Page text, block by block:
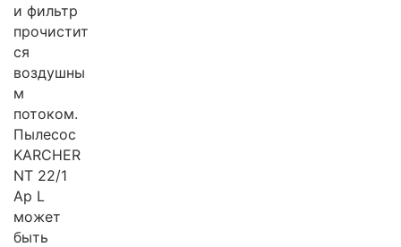
и фильтр
прочистит
ся
воздушны
м
потоком.
Пылесос
KARCHER
NT 22/1
Ap L
может
быть